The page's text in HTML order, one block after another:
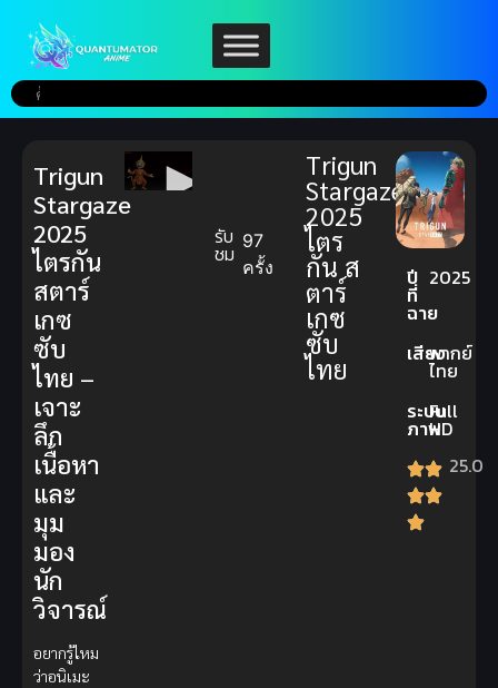
รับ
ชม 97
ครั้ง
Trigun
Stargaze
2025
ไตร
กัน ส
ตาร์
เกซ
ซับ
ไทย
ปี
ที่
ฉาย
2025
เสียงพากย์
ไทย
ระบบ
ภาพ
Full
HD
25.0
Trigun
Stargaze
2025
ไตรกัน
สตาร์
เกซ
ซับ
ไทย –
เจาะ
ลึก
เนื้อหา
และ
มุม
มอง
นัก
วิจารณ์
อยากรู้ไหม
ว่าอนิเมะ